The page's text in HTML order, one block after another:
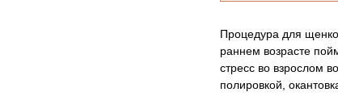
Процедура для
раннем возрасте
стресс во взрослом
полировкой,